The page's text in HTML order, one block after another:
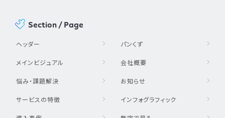
Section / Page
ヘッダー
メインビジュアル
悩み・課題解決
サービスの特徴
パンくず
会社概要
お知らせ
インフォグラフィック